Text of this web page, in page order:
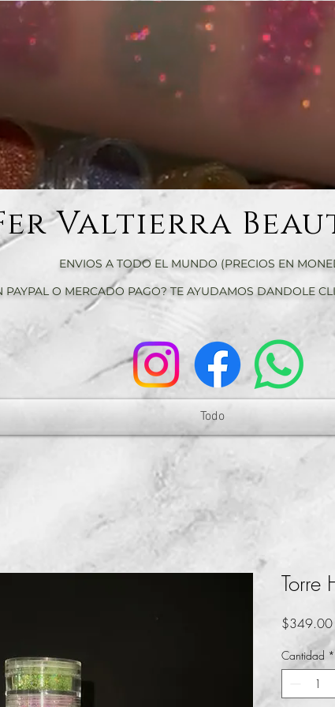
Valtierra
ENVIOS A TODO EL MUNDO (PRECIOS EN
PAYPAL O MERCADO PAGO? TE AYUDAMOS DANDOLE
Todo
Torre
$349.00
Cantidad *